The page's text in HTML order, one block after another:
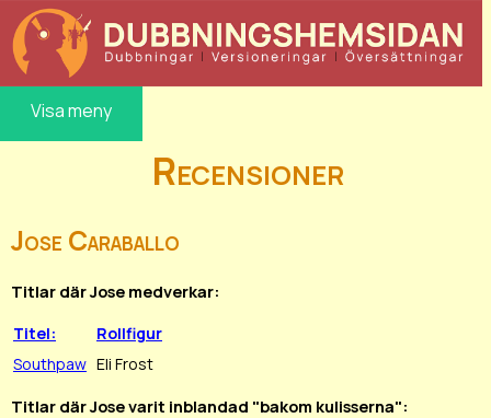
Visa meny
Recensioner
Jose Caraballo
Titlar där Jose medverkar:
Titel:
Rollfigur
Southpaw Eli Frost
Titlar där Jose varit inblandad "bakom kulisserna":